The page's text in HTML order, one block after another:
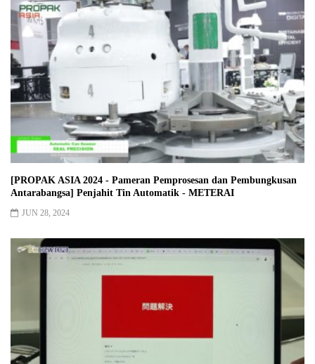
[PROPAK ASIA 2024 - Pameran Pemprosesan dan Pembungkusan
Antarabangsa] Penjahit Tin Automatik - METERAI
JUN 28, 2024